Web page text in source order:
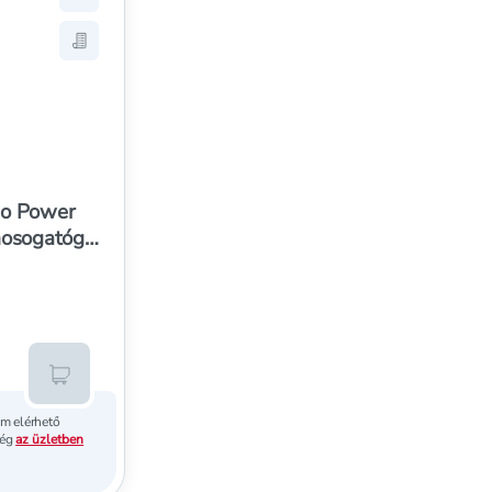
gél 80 mosogatás 2 x 720 ml - 1440 ml
só mosogatógéphez - 1,5 kg
Somat Duo Power Experts öblítő mosogatógéphez -
Power
Mentés a bevásárló listára, Somat Duo Power
elérhető
az üzletben
Kosárba teszem